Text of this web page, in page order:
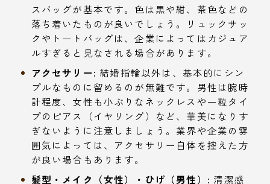
スバッグが基本です。色は黒や紺、茶色などの
落ち着いたものが良いでしょう。リュックサッ
クやトートバッグは、企業によってはカジュア
ルすぎると見なされる場合があります。
アクセサリー: 結婚指輪以外は、基本的にシン
プルなものに留めるのが無難です。男性は腕時
計程度、女性も小ぶりなネックレスや一粒タイ
プのピアス（イヤリング）など、華美になりす
ぎないように注意しましょう。業界や企業の雰
囲気によっては、アクセサリー自体を控えた方
が良い場合もあります。
髪型・メイク（女性）・ひげ（男性）: 清潔感